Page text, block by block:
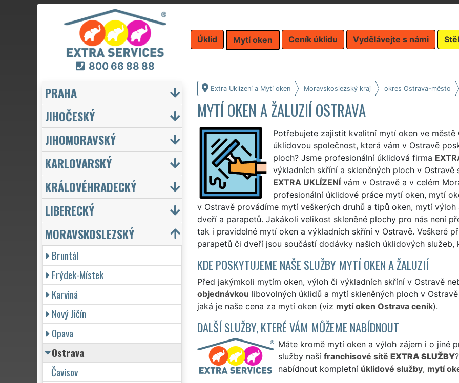
800 66 88 88
Úklid Mytí oken Ceník úklidu Vydělávejte s námi
Extra Uklízení a Mytí oken Moravskoslezský kraj okres Ostrava-město
MYTÍ OKEN A ŽALUZIÍ OSTRAVA
Potřebujete zajistit kvalitní mytí oken ve
úklidovou společnost, která vám v Ostravě
ploch? Jsme profesionální úklidová firma
výkladních skříní a skleněných ploch v
EXTRA UKLÍZENÍvám v Ostravě a v celém
profesionální úklidové práce mytí oken, mytí
v Ostravě provádíme mytí veškerých druhů a tipů oken, mytí
dveří a parapetů. Jakákoli velikost skleněné plochy pro nás není
tak i pravidelné mytí oken a výkladních skříní v Ostravě. Veškeré
parapetů či dveří jsou součástí dodávky našich úklidových služeb,
KDE POSKYTUJEME NAŠE SLUŽBY MYTÍ OKEN A ŽALUZIÍ
Před jakýmkoli mytím oken, výloh či výkladních skříní v Ostravě
objednávkou libovolných úklidů a mytí skleněných ploch v
jaká je naše cena za mytí oken (viz mytí oken Ostrava ceník).
DALŠÍ SLUŽBY, KTERÉ VÁM MŮŽEME NABÍDNOUT
Máte kromě mytí oken a výloh zájem i o jiné
služby naší franchisové sítě EXTRA SLUŽBY
nabídnout kompletní úklidové služby, mytí
PRAHA
JIHOČESKÝ
JIHOMORAVSKÝ
KARLOVARSKÝ
KRÁLOVÉHRADECKÝ
LIBERECKÝ
MORAVSKOSLEZSKÝ
Bruntál
Frýdek-Místek
Karviná
Nový Jičín
Opava
Ostrava
Čavisov